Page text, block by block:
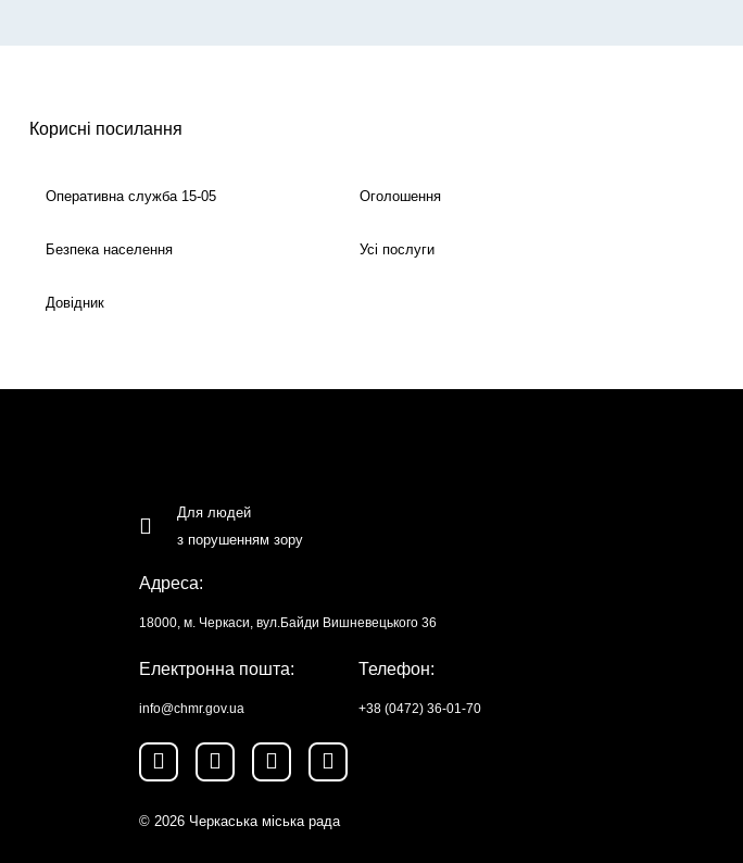
Корисні посилання
Оперативна служба 15-05 Оголошення
Безпека населення Усі послуги
Довідник
Для людей
з порушенням зору
Адреса:
18000, м. Черкаси, вул.Байди Вишневецького 36
Електронна пошта:
info@chmr.gov.ua
Телефон:
+38 (0472) 36-01-70
© 2026 Черкаська міська рада